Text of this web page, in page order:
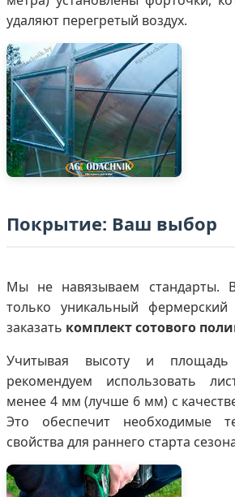
удаляют перегретый воздух.
Покрытие: Ваш выбор
Мы не навязываем стандарты.
только уникальный фермерский
заказать комплект сотового
Учитывая высоту и площадь
рекомендуем использовать
менее 4 мм (лучше 6 мм) с
Это обеспечит необходимые
свойства для раннего старта